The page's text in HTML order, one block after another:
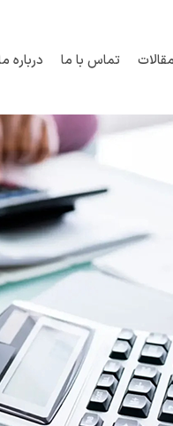
مقالات تماس با ما درباره